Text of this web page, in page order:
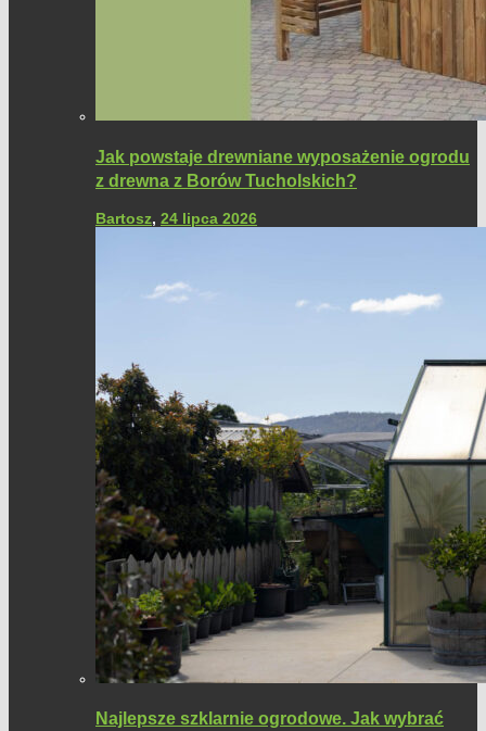
Jak powstaje drewniane wyposażenie ogrodu
z drewna z Borów Tucholskich?
Bartosz, 24 lipca 2026
Najlepsze szklarnie ogrodowe. Jak wybrać